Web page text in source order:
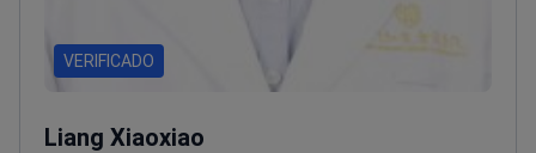
VERIFICADO
Liang Xiaoxiao